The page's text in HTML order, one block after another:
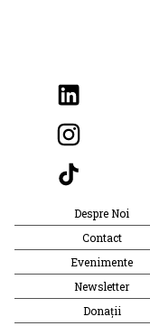
Despre Noi
Contact
Evenimente
Newsletter
Donații